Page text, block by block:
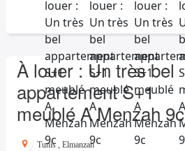
À louer : Un très bel
appartement S+1
meublé A Menzah 9c
Tunis , Elmanzah